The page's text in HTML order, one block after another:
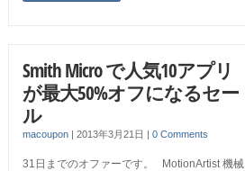
Smith Micro で人気10アプリ
が最大50%オフになるセー
ル
macoupon| 2013年3月21日 | 0 Comments
31日までのオファーです。 MotionArtist 機械